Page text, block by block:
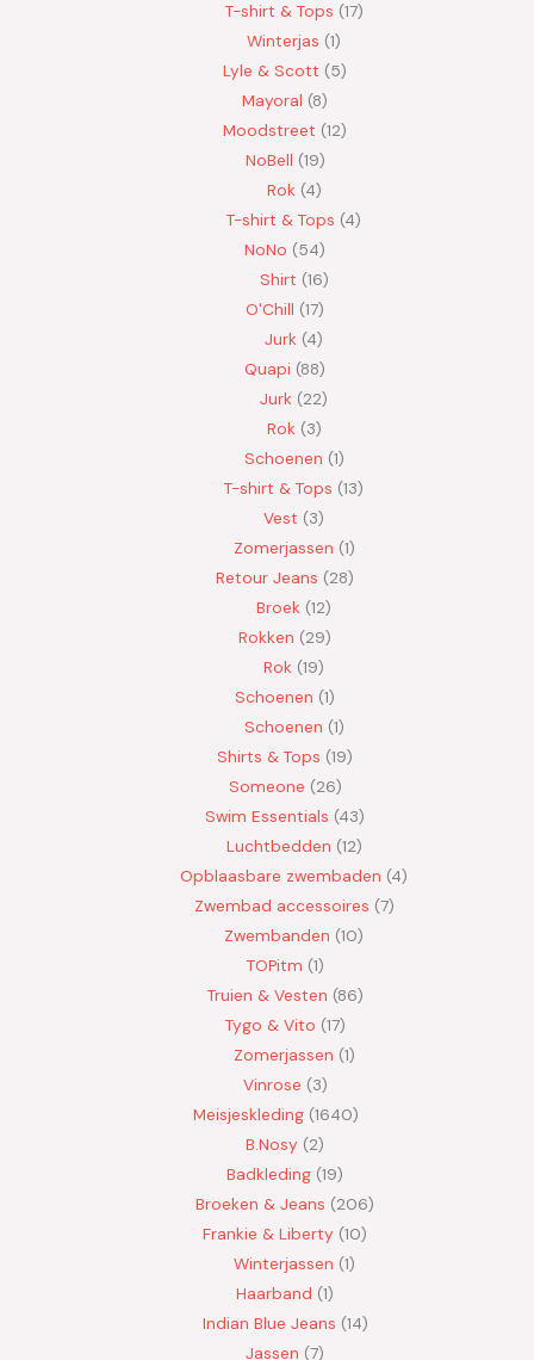
T-shirt & Tops 17
Winterjas 1
Lyle & Scott
5
Mayoral 8
Moodstreet 12
NoBell 19
Rok 4
T-shirt & Tops 4
NoNo
54
Shirt 16
O'Chill 17
Jurk 4
Quapi 88
Jurk 22
Rok 3
Schoenen 1
T-shirt & Tops 13
Vest
3
Zomerjassen 1
Retour Jeans
28
Broek 12
Rokken
29
Rok 19
Schoenen 1
Schoenen 1
Shirts & Tops 19
Someone 26
Swim Essentials 43
Luchtbedden 12
Opblaasbare zwembaden 4
Zwembad accessoires 7
Zwembanden 10
TOPitm 1
Truien & Vesten 86
Tygo & Vito 17
Zomerjassen 1
Vinrose 3
Meisjeskleding 1640
B.Nosy
2
Badkleding 19
Broeken & Jeans
206
Frankie & Liberty 10
Winterjassen 1
Haarband 1
Indian Blue Jeans 14
Jassen 7